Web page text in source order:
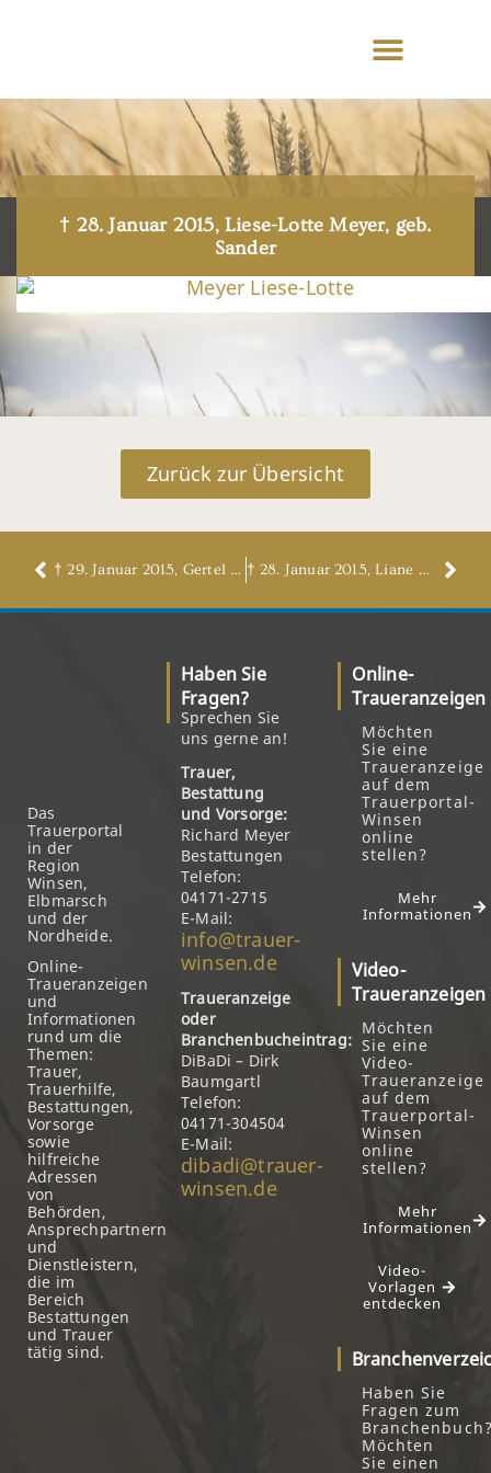
† 28. Januar 2015, Liese-Lotte Meyer, geb.
Sander
Zurück zur Übersicht
† 29. Januar 2015, Gertel Stern, geb. Hölzle † 28. Januar 2015, Liane Gabriele Sonntag
Das
Trauerportal
in der
Region
Winsen,
Elbmarsch
und der
Nordheide.
Online-
Traueranzeigen
und
Informationen
rund um die
Themen:
Trauer,
Trauerhilfe,
Bestattungen,
Vorsorge
sowie
hilfreiche
Adressen
von
Behörden,
Ansprechpartnern
und
Dienstleistern,
die im
Bereich
Bestattungen
und Trauer
tätig sind.
Haben Sie
Fragen?
Sprechen Sie
uns gerne an!
Trauer,
Bestattung
und Vorsorge:
Richard Meyer
Bestattungen
Telefon:
04171-2715
E-Mail:
info@trauer-
winsen.de
Traueranzeige
oder
Branchenbucheintrag:
DiBaDi – Dirk
Baumgartl
Telefon:
04171-304504
E-Mail:
dibadi@trauer-
winsen.de
Online-
Traueranzeigen
Möchten
Sie eine
Traueranzeige
auf dem
Trauerportal-
Winsen
online
stellen?
Mehr
Informationen
Video-
Traueranzeigen
Möchten
Sie eine
Video-
Traueranzeige
auf dem
Trauerportal-
Winsen
online
stellen?
Mehr
Informationen
Video-
Vorlagen
entdecken
Haben Sie
Fragen zum
Möchten
Sie einen